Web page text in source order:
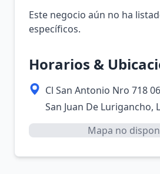
Este negocio aún no ha
específicos.
Horarios &
Cl San Antonio Nro 718
San Juan De Lurigancho,
Mapa no